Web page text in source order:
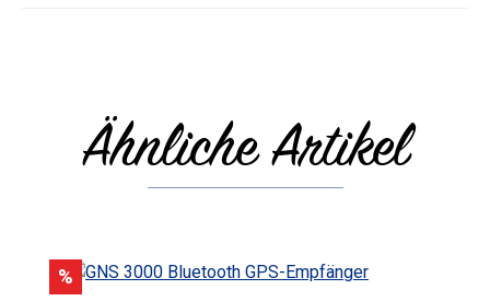
Produktgalerie überspringen
Ähnliche Artikel
Rabatt
%